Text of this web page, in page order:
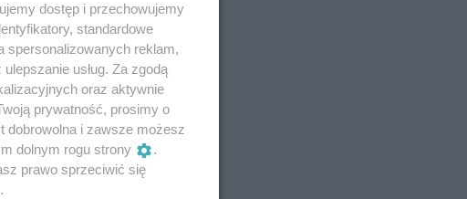
że
dostęp i przechowujemy
standardowe
spersonalizowanych reklam,
usług. Za zgodą
oraz aktywnie
prywatność, prosimy o
dobrowolna i zawsze możesz
dolnym rogu strony
.
prawo sprzeciwić się